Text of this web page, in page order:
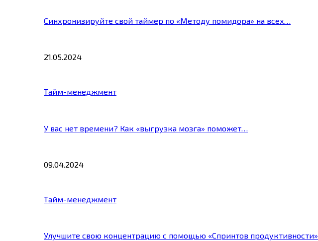
Синхронизируйте свой таймер по «Методу помидора» на всех…
21.05.2024
Тайм-менеджмент
У вас нет времени? Как «выгрузка мозга» поможет…
09.04.2024
Тайм-менеджмент
Улучшите свою концентрацию с помощью «Спринтов продуктивности»